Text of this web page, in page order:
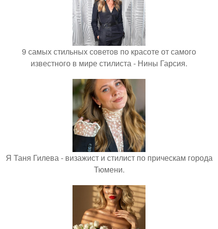
9 самых стильных советов по красоте от самого
известного в мире стилиста - Нины Гарсия.
Я Таня Гилева - визажист и стилист по прическам города
Тюмени.